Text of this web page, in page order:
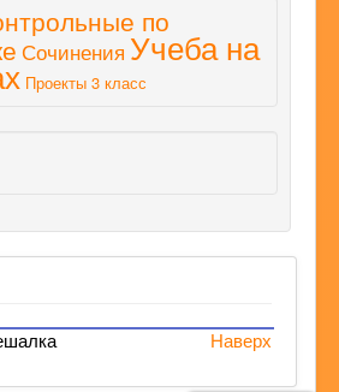
по
Сочинения Учеба на
Проекты 3 класс
Наверх